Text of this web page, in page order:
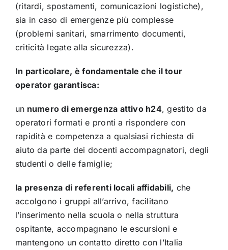
(ritardi, spostamenti, comunicazioni logistiche),
sia in caso di emergenze più complesse
(problemi sanitari, smarrimento documenti,
criticità legate alla sicurezza).
In particolare, è fondamentale che il tour
operator garantisca:
un numero di emergenza attivo h24, gestito da
operatori formati e pronti a rispondere con
rapidità e competenza a qualsiasi richiesta di
aiuto da parte dei docenti accompagnatori, degli
studenti o delle famiglie;
la presenza di referenti locali affidabili, che
accolgono i gruppi all’arrivo, facilitano
l’inserimento nella scuola o nella struttura
ospitante, accompagnano le escursioni e
mantengono un contatto diretto con l’Italia